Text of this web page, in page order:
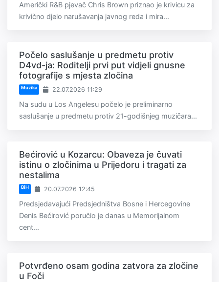
Američki R&B pjevač Chris Brown priznao je krivicu za
krivično djelo narušavanja javnog reda i mira...
Počelo saslušanje u predmetu protiv
D4vd-ja: Roditelji prvi put vidjeli gnusne
fotografije s mjesta zločina
Muzika 22.07.2026 11:29
Na sudu u Los Angelesu počelo je preliminarno
saslušanje u predmetu protiv 21-godišnjeg muzičara...
Bećirović u Kozarcu: Obaveza je čuvati
istinu o zločinima u Prijedoru i tragati za
nestalima
BiH 20.07.2026 12:45
Predsjedavajući Predsjedništva Bosne i Hercegovine
Denis Bećirović poručio je danas u Memorijalnom
cent...
Potvrđeno osam godina zatvora za zločine
u Foči